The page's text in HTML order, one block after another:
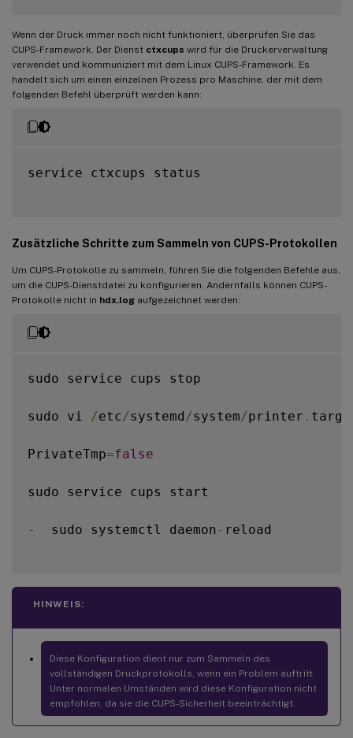
Wenn der Druck immer noch nicht funktioniert, überprüfen Sie das
CUPS-Framework. Der Dienst ctxcups wird für die Druckerverwaltung
verwendet und kommuniziert mit dem Linux CUPS-Framework. Es
handelt sich um einen einzelnen Prozess pro Maschine, der mit dem
folgenden Befehl überprüft werden kann:
service ctxcups status
Zusätzliche Schritte zum Sammeln von CUPS-Protokollen
Um CUPS-Protokolle zu sammeln, führen Sie die folgenden Befehle aus,
um die CUPS-Dienstdatei zu konfigurieren. Andernfalls können CUPS-
Protokolle nicht in hdx.log aufgezeichnet werden:
sudo service cups stop
sudo vi /etc/systemd /system/printer .
PrivateTmp=false
sudo service cups start
-
  sudo systemctl daemon
- reload
HINWEIS:
Diese Konfiguration dient nur zum Sammeln des
vollständigen Druckprotokolls, wenn ein Problem auftritt.
Unter normalen Umständen wird diese Konfiguration nicht
empfohlen, da sie die CUPS-Sicherheit beeinträchtigt.